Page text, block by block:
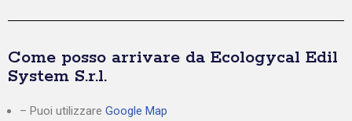
Come posso arrivare da Ecologycal Edil
System S.r.l.
– Puoi utilizzare Google Map